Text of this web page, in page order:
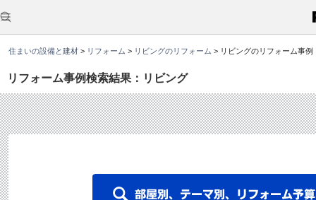
住まいの設備と建材 > リフォーム > リビングのリフォーム > リビングのリフォーム事例
リフォーム事例検索結果：リビング
こ
か
ら
文
す